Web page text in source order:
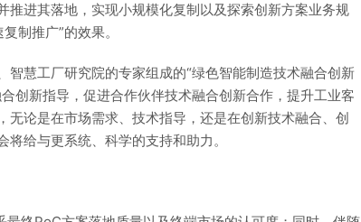
进其落地，实现小规模化复制以及探索创新方案业务规
制推广”的效果。
慧工厂研究院的专家组成的“绿色智能制造技术融合创新
创新指导，促进合作伙伴技术融合创新合作，提升工业客
论是在市场需求、技术指导，还是在创新技术融合、创
给与更系统、科学的支持和助力。